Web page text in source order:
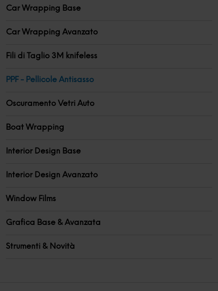
Car Wrapping Base
Car Wrapping Avanzato
Fili di Taglio 3M knifeless
PPF - Pellicole Antisasso
Oscuramento Vetri Auto
Boat Wrapping
Interior Design Base
Interior Design Avanzato
Window Films
Grafica Base & Avanzata
Strumenti & Novità